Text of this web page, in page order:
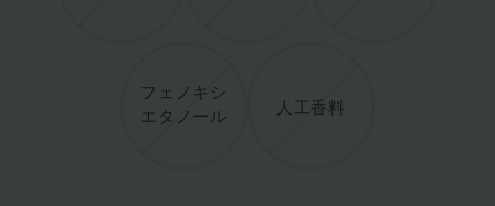
フェノキシ
エタノール
人工香料